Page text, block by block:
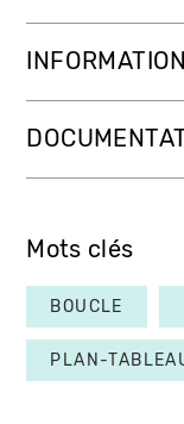
Mots clés
BOUCLE
PLAN-